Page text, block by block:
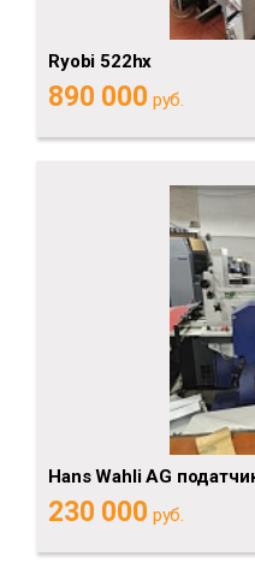
Ryobi 522hx
890 000 руб.
Hans Wahli AG
230 000 руб.